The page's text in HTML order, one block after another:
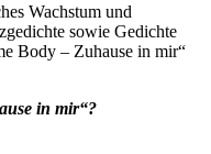
Wachstum und
sowie Gedichte
Body – Zuhause in mir“
– Zuhause in mir“?